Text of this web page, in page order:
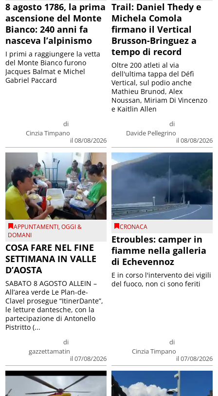
8 agosto 1786, la prima
ascensione del Monte
Bianco: 240 anni fa
nasceva l’alpinismo
di
Cinzia Timpano
il 08/08/2026
I primi a raggiungere la vetta
del Monte Bianco furono
Jacques Balmat e Michel
Gabriel Paccard
Trail: Daniel Thedy e
Michela Comola
firmano il Vertical
Brusson-Bringuez a
tempo di record
di
Davide Pellegrino
il 08/08/2026
Oltre 200 atleti al via
dell'ultima tappa del Défì
Vertical, sul podio anche
Mathieu Brunod, Alex
Noussan, Miriam Di Vincenzo
e Kaitlin Allen
APPUNTAMENTI,OGGI &
DOMANI
COSA FARE NEL FINE
SETTIMANA IN VALLE
D’AOSTA
di
gazzettamatin
il 07/08/2026
SABATO 8 AGOSTO ALLEIN –
All’area verde Le Plan-de-
Clavel prosegue “ItinerDante”,
le letture dantesche, con la
partecipazione di Antonello
Pistritto (...
CRONACA
Etroubles: camper in
fiamme nella galleria
di Echevennoz
di
Cinzia Timpano
il 07/08/2026
E in corso l'intervento dei vigili
del fuoco, non ci sono feriti